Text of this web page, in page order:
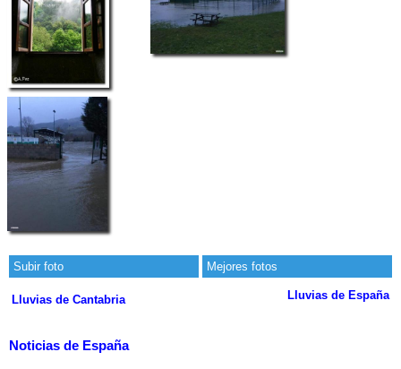
Subir foto Mejores fotos
Lluvias de Cantabria Lluvias de España
Noticias de España